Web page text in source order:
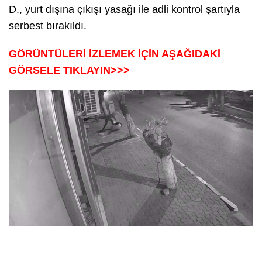
D., yurt dışına çıkışı yasağı ile adli kontrol şartıyla
serbest bırakıldı.
GÖRÜNTÜLERİ İZLEMEK İÇİN AŞAĞIDAKİ
GÖRSELE TIKLAYIN>>>